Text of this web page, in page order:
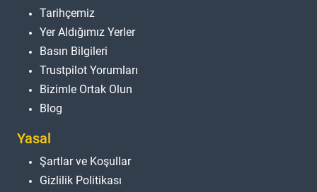
Tarihçemiz
Yer Aldığımız Yerler
Basın Bilgileri
Trustpilot Yorumları
Bizimle Ortak Olun
Blog
Yasal
Şartlar ve Koşullar
Gizlilik Politikası